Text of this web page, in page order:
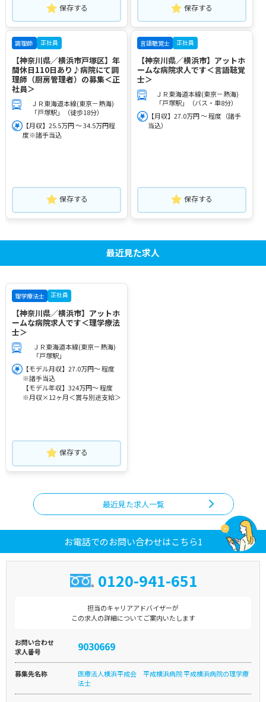
保存する 保存する
調理師 正社員
【神奈川県／横浜市戸塚区】年
間休日110日あり♪病院にて調
理師（厨房管理者）の募集＜正
社員＞
ＪＲ東海道本線(東京－熱海)
「戸塚駅」（徒歩18分）
【月収】25.5万円 ～ 34.5万円程
度※諸手当込
保存する
言語聴覚士 正社員
【神奈川県／横浜市】アットホ
ームな病院求人です＜言語聴覚
士＞
ＪＲ東海道本線(東京－熱海)
「戸塚駅」（バス・車8分）
【月収】27.0万円 ～ 程度（諸手
当込）
保存する
最近見た求人
理学療法士 正社員
【神奈川県／横浜市】アットホ
ームな病院求人です＜理学療法
士＞
ＪＲ東海道本線(東京－熱海)
「戸塚駅」
【モデル月収】27.0万円～ 程度
※諸手当込
【モデル年収】324万円～ 程度
※月収×12ヶ月＜賞与別途支給＞
保存する
最近見た求人一覧
お電話でのお問い合わせはこちら1
0120-941-651
担当のキャリアアドバイザーが
この求人の詳細についてご案内いたします
お問い合わせ
求人番号
9030669
募集先名称
医療法人横浜平成会 平成横浜病院 平成横浜病院の理学療
法士